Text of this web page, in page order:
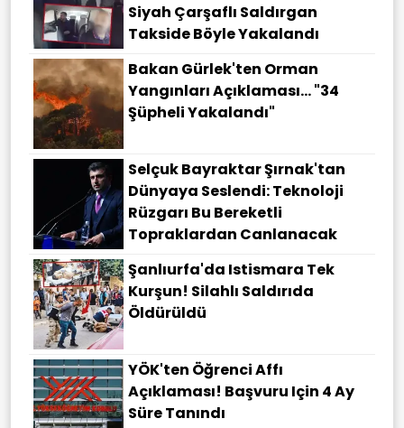
Siyah Çarşaflı Saldırgan
Takside Böyle Yakalandı
Bakan Gürlek'ten Orman
Yangınları Açıklaması... "34
Şüpheli Yakalandı"
Selçuk Bayraktar Şırnak'tan
Dünyaya Seslendi: Teknoloji
Rüzgarı Bu Bereketli
Topraklardan Canlanacak
Şanlıurfa'da Istismara Tek
Kurşun! Silahlı Saldırıda
Öldürüldü
YÖK'ten Öğrenci Affı
Açıklaması! Başvuru Için 4 Ay
Süre Tanındı